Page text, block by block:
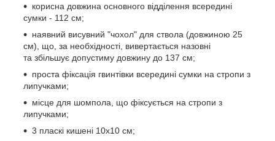
корисна довжина основного відділення всередині
сумки - 112 см;
наявний висувний "чохол" для ствола (довжиною 25
см), що, за необхідності, вивертається назовні
та збільшує допустиму довжину до 137 см;
проста фіксація гвинтівки всередині сумки на стропи з
липучками;
місце для шомпола, що фіксується на стропи з
липучками;
3 пласкі кишені 10х10 см;